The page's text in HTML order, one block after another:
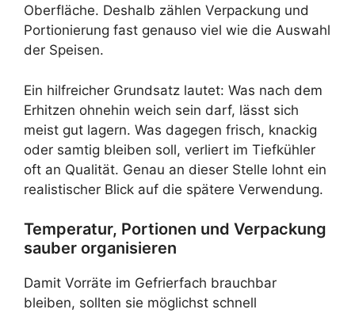
Oberfläche. Deshalb zählen Verpackung und
Portionierung fast genauso viel wie die Auswahl
der Speisen.
Ein hilfreicher Grundsatz lautet: Was nach dem
Erhitzen ohnehin weich sein darf, lässt sich
meist gut lagern. Was dagegen frisch, knackig
oder samtig bleiben soll, verliert im Tiefkühler
oft an Qualität. Genau an dieser Stelle lohnt ein
realistischer Blick auf die spätere Verwendung.
Temperatur, Portionen und Verpackung
sauber organisieren
Damit Vorräte im Gefrierfach brauchbar
bleiben, sollten sie möglichst schnell